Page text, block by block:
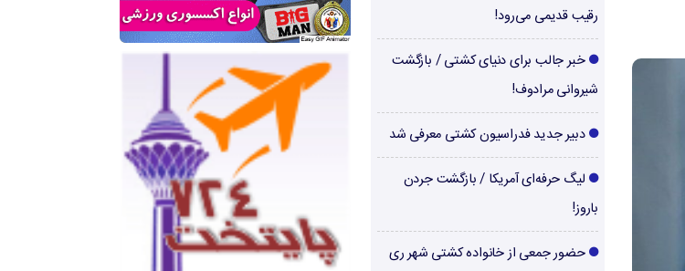
رقیب قدیمی می‌رود!
خبر جالب برای دنیای کشتی / بازگشت
شیروانی مرادوف!
دبیر جدید فدراسیون کشتی معرفی شد
لیگ حرفه‌ای آمریکا / بازگشت جردن
باروز!
حضور جمعی از خانواده کشتی شهر ری